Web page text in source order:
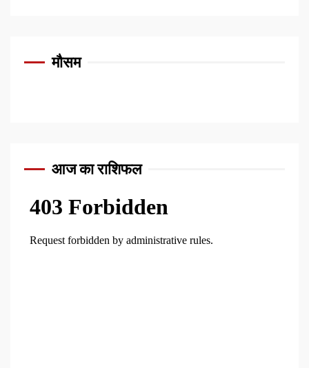
मौसम
आज का राशिफल